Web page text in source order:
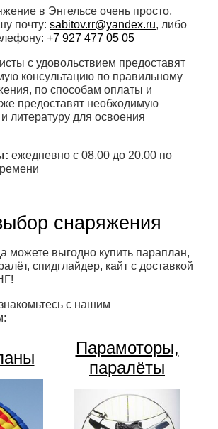
в Энгельсе очень просто,
почту: sabitov.rr@yandex.ru, либо
+7 927 477 05 05
с удовольствием предоставят
консультацию по правильному
по способам оплаты и
предоставят необходимую
литературу для освоения
ежедневно с 08.00 до 20.00 по
снаряжения
можете выгодно купить параплан,
спидглайдер, кайт с доставкой
с нашим
Парамоторы,
паралёты